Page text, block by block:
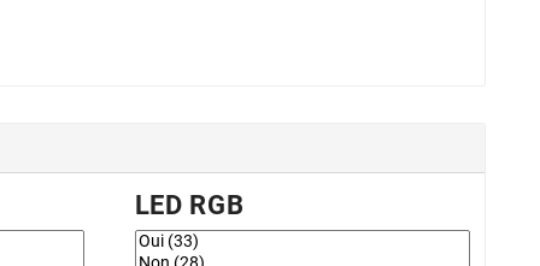
LED RGB